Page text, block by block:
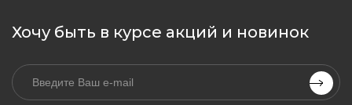
Хочу быть в курсе акций и новинок